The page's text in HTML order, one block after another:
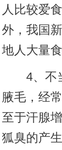
人比较爱
外，我国
地人大量
4、不当
腋毛，经
至于汗腺
狐臭的产